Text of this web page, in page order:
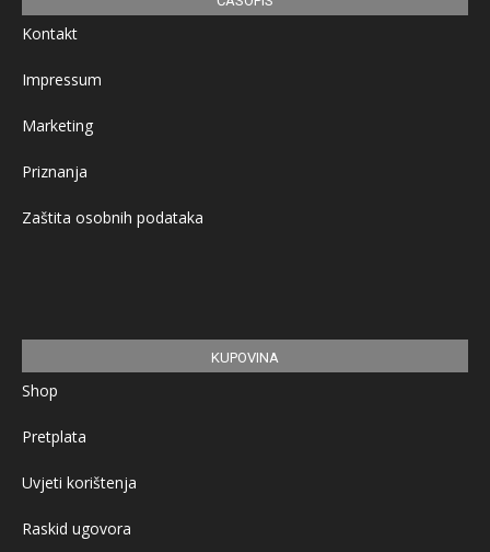
Kontakt
Impressum
Marketing
Priznanja
Zaštita osobnih podataka
KUPOVINA
Shop
Pretplata
Uvjeti korištenja
Raskid ugovora